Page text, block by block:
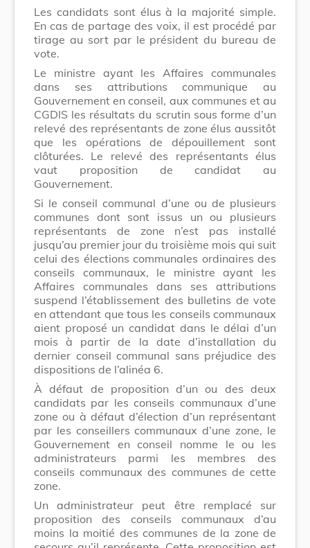
Les candidats sont élus à la majorité simple.
En cas de partage des voix, il est procédé par
tirage au sort par le président du bureau de
vote.
Le ministre ayant les Affaires communales
dans ses attributions communique au
Gouvernement en conseil, aux communes et au
CGDIS les résultats du scrutin sous forme d’un
relevé des représentants de zone élus aussitôt
que les opérations de dépouillement sont
clôturées. Le relevé des représentants élus
vaut proposition de candidat au
Gouvernement.
Si le conseil communal d’une ou de plusieurs
communes dont sont issus un ou plusieurs
représentants de zone n’est pas installé
jusqu’au premier jour du troisième mois qui suit
celui des élections communales ordinaires des
conseils communaux, le ministre ayant les
Affaires communales dans ses attributions
suspend l’établissement des bulletins de vote
en attendant que tous les conseils communaux
aient proposé un candidat dans le délai d’un
mois à partir de la date d’installation du
dernier conseil communal sans préjudice des
dispositions de l’alinéa 6.
À défaut de proposition d’un ou des deux
candidats par les conseils communaux d’une
zone ou à défaut d’élection d’un représentant
par les conseillers communaux d’une zone, le
Gouvernement en conseil nomme le ou les
administrateurs parmi les membres des
conseils communaux des communes de cette
zone.
Un administrateur peut être remplacé sur
proposition des conseils communaux d’au
moins la moitié des communes de la zone de